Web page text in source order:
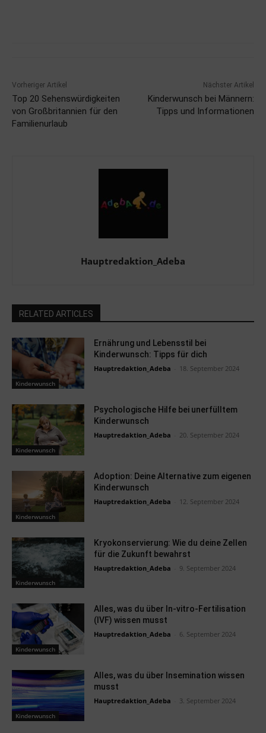
Vorheriger Artikel
Top 20 Sehenswürdigkeiten
von Großbritannien für den
Familienurlaub
Nächster Artikel
Kinderwunsch bei Männern:
Tipps und Informationen
Hauptredaktion_Adeba
RELATED ARTICLES
Kinderwunsch
Ernährung und Lebensstil bei
Kinderwunsch: Tipps für dich
Hauptredaktion_Adeba 18. September 2024
Kinderwunsch
Psychologische Hilfe bei unerfülltem
Kinderwunsch
Hauptredaktion_Adeba 20. September 2024
Kinderwunsch
Adoption: Deine Alternative zum eigenen
Kinderwunsch
Hauptredaktion_Adeba 12. September 2024
Kinderwunsch
Kryokonservierung: Wie du deine Zellen
für die Zukunft bewahrst
Hauptredaktion_Adeba 9. September 2024
Kinderwunsch
Alles, was du über In-vitro-Fertilisation
(IVF) wissen musst
Hauptredaktion_Adeba 6. September 2024
Kinderwunsch
Alles, was du über Insemination wissen
musst
Hauptredaktion_Adeba 3. September 2024